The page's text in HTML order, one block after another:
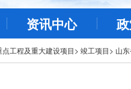
资讯中心
点工程及重大建设项目> 竣工项目> 山